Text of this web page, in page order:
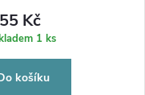
Kč
1 ks
košíku